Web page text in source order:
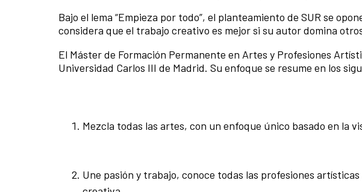
Bajo el lema “Empieza por todo”, el planteamiento de SUR se
considera que el trabajo creativo es mejor si su autor domina
El Máster de Formación Permanente en Artes y Profesiones
Universidad Carlos III de Madrid. Su enfoque se resume en los
Mezcla todas las artes, con un enfoque único basado en la
Une pasión y trabajo, conoce todas las profesiones